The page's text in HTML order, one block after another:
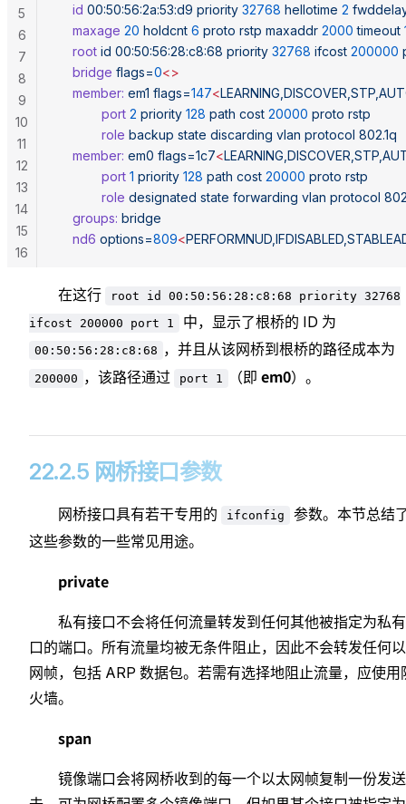
	id
00:50:56:2a:53:d9 priority 32768 hellotime 2
	maxage
20 holdcnt 6 proto rstp maxaddr 2000 timeout
	root
id 00:50:56:28:c8:68 priority 32768 ifcost 200000
	bridge
flags=0<>
	member:
em1 flags=147<
	        port
2 priority 128 path cost 20000 proto rstp
	        role
backup state discarding vlan protocol 802.1q
	member:
em0 flags=1c7<
	        port
1 priority 128 path cost 20000 proto rstp
	        role
designated state forwarding vlan protocol
	groups:
bridge
	nd6
options=809<
5
6
7
8
9
10
11
12
13
14
15
16
在这行
root id 00:50:56:28:c8:68 priority 32768
ifcost 200000 port 1
中，显示了根桥的 ID 为
00:50:56:28:c8:68 ，并且从该网桥到根桥的路径成本为
200000 ，该路径通过 port 1 （即 em0）。
22.2.5 网桥接口参数
网桥接口具有若干专用的 ifconfig
参数。本节总结
这些参数的一些常见用途。
private
私有接口不会将任何流量转发到任何其他被指定为私
口的端口。所有流量均被无条件阻止，因此不会转发任何
网帧，包括 ARP 数据包。若需有选择地阻止流量，应使用
火墙。
span
镜像端口会将网桥收到的每一个以太网帧复制一份发